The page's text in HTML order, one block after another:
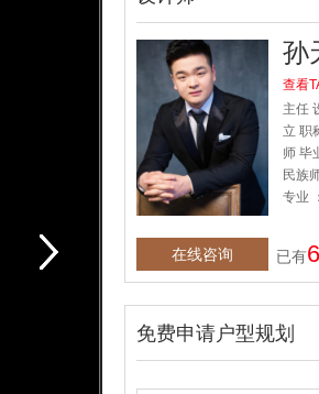
孙
查看
主任
立 职
师 毕
民族
专业
简欧
田园
中海
荣誉
已有
在线咨询
免费申请户型规划